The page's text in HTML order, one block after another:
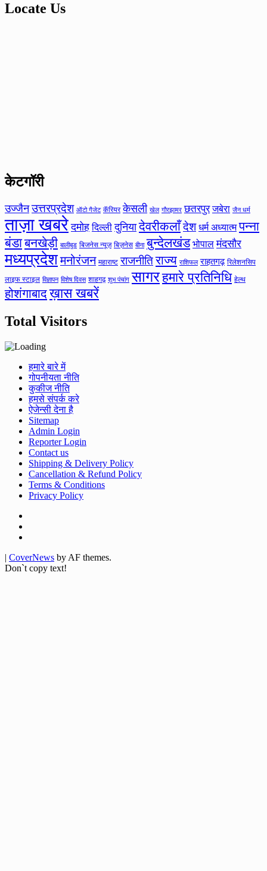
Locate Us
केटगॉरी
उज्जैन उत्तरप्रदेश ऑटो गैजेट कॅरियर केसली खेल गौरझामर छतरपुर जबेरा जैन धर्म
ताज़ा खबरे दमोह दिल्ली दुनिया देवरीकलाँदेश धर्म अध्यात्म पन्ना
बंडाबनखेड़ी बालीबुड बिजनेस न्यूज़ बिज़नेस बीना बुन्देलखंड भोपाल मंदसौर
मध्यप्रदेशमनोरंजन महाराष्ट राजनीतिराज्य राशिफल राहतगढ़ रिलेशनसिप
लाइफ स्टाइल विज्ञापन विशेष दिवस शाहगढ़ शुभ पंचांग सागरहमारे प्रतिनिधि हेल्थ
होशंगाबादख़ास खबरें
Total Visitors
हमारे बारे में
गोपनीयता नीति
कुकीज नीति
हमसे संपर्क करे
ऐजेन्सी देना है
Sitemap
Admin Login
Reporter Login
Contact us
Shipping & Delivery Policy
Cancellation & Refund Policy
Terms & Conditions
Privacy Policy
| CoverNews by AF themes.
Don`t copy text!